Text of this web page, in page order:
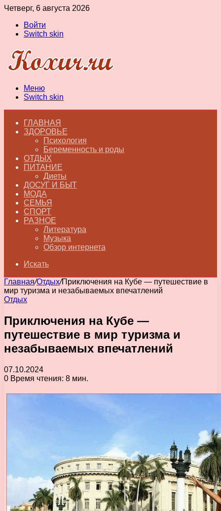
Четверг, 6 августа 2026
Войти
Switch skin
Меню
Switch skin
ГЛАВНАЯ
ЗДОРОВЬЕ
Психология
Беременность и роды
ОТДЫХ
ПИТАНИЕ
Диеты
ДОСУГ И БЫТ
МОДА
СЕМЬЯ
СПОРТ
РАЗНОЕ
Литература
Музыка
Обзор интернета
Искать
Главная/Отдых/Приключения на Кубе — путешествие в
мир туризма и незабываемых впечатлений
Отдых
Приключения на Кубе —
путешествие в мир туризма и
незабываемых впечатлений
07.10.2024
0 Время чтения: 8 мин.